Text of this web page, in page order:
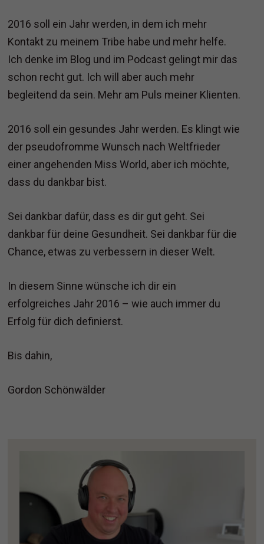
2016 soll ein Jahr werden, in dem ich mehr
Kontakt zu meinem Tribe habe und mehr helfe.
Ich denke im Blog und im Podcast gelingt mir das
schon recht gut. Ich will aber auch mehr
begleitend da sein. Mehr am Puls meiner Klienten.
2016 soll ein gesundes Jahr werden. Es klingt wie
der pseudofromme Wunsch nach Weltfrieder
einer angehenden Miss World, aber ich möchte,
dass du dankbar bist.
Sei dankbar dafür, dass es dir gut geht. Sei
dankbar für deine Gesundheit. Sei dankbar für die
Chance, etwas zu verbessern in dieser Welt.
In diesem Sinne wünsche ich dir ein
erfolgreiches Jahr 2016 – wie auch immer du
Erfolg für dich definierst.
Bis dahin,
Gordon Schönwälder